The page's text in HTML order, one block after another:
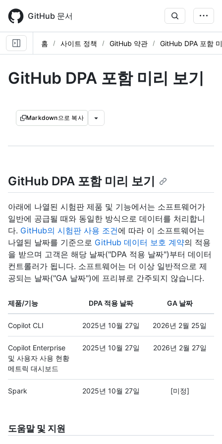
main
content
GitHub 문서
홈 사이트 정책 GitHub 약관 GitHub DPA 포함
GitHub DPA 포함 미리 보기
Markdown으로 복사
GitHub DPA 포함 미리 보기
아래에 나열된 시험판 제품 및 기능에서는 소프트웨어가
일반에 공급될 때와 동일한 방식으로 데이터를 처리합니
다. GitHub의 시험판 사용 조건에 따라 이 소프트웨어는
나열된 날짜를 기준으로 GitHub 데이터 보호 계약의 적용
을 받으며 고객은 해당 날짜("DPA 적용 날짜")부터 데이터
컨트롤러가 됩니다. 소프트웨어는 더 이상 일반적으로 제
공되는 날짜("GA 날짜")에 프리뷰로 간주되지 않습니다.
제품/기능 DPA 적용 날짜 GA 날짜
Copilot CLI 2025년 10월 27일 2026년 2월 25일
Copilot Enterprise
및 사용자 사용 현황
메트릭 대시보드
2025년 10월 27일 2026년 2월 27일
Spark 2025년 10월 27일 [미정]
도움말 및 지원